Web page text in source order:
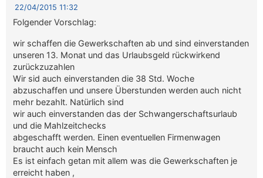
22/04/2015 11:32
Folgender Vorschlag:
wir schaffen die Gewerkschaften ab und sind einverstanden
unseren 13. Monat und das Urlaubsgeld rückwirkend
zurückzuzahlen
Wir sid auch einverstanden die 38 Std. Woche
abzuschaffen und unsere Überstunden werden auch nicht
mehr bezahlt. Natürlich sind
wir auch einverstanden das der Schwangerschaftsurlaub
und die Mahlzeitchecks
abgeschafft werden. Einen eventuellen Firmenwagen
braucht auch kein Mensch
Es ist einfach getan mit allem was die Gewerkschaften je
erreicht haben ,